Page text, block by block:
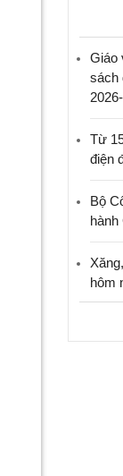
Giáo
sách
Từ
điện
Bộ
hành
hôm